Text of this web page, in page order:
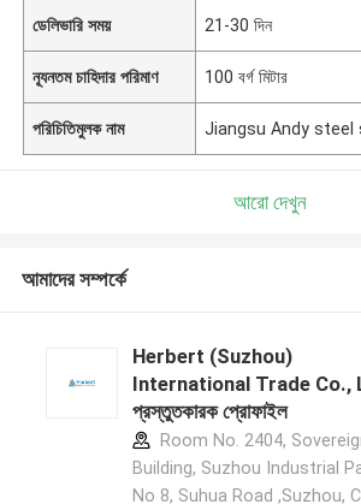
ডেলিভারি সময় 21-30 দিন
ন্যূনতম চাহিদার পরিমাণ 100 বর্গ মিটার
পরিচিতিমুলক নাম Jiangsu Andy
আরো দেখুন
আমাদের সম্পর্কে
Herbert (Suzhou)
International Trade Co.,
প্রস্তুতকারক প্রোফাইল
Room No. 2404,
Building, Suzhou Industrial
No 8, Suhua Road ,Suzhou,